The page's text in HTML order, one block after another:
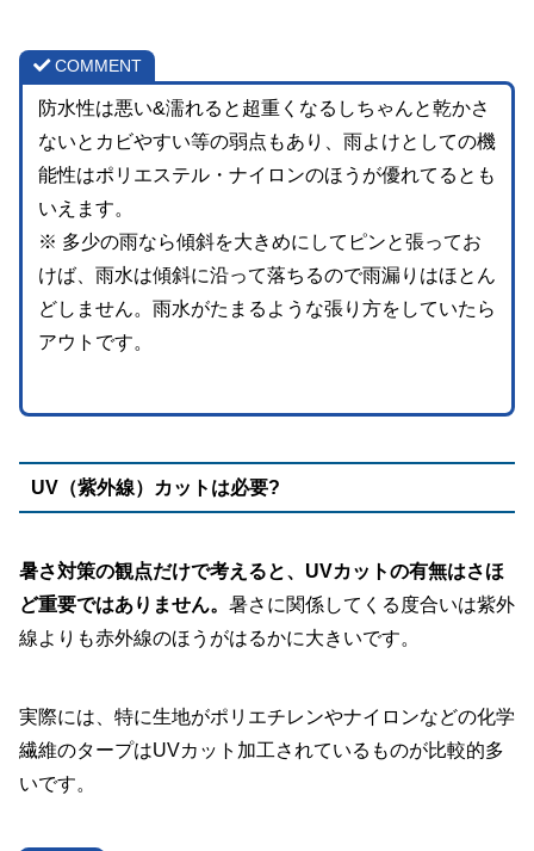
COMMENT
防水性は悪い&濡れると超重くなるしちゃんと乾かさ
ないとカビやすい等の弱点もあり、雨よけとしての機
能性はポリエステル・ナイロンのほうが優れてるとも
いえます。
※ 多少の雨なら傾斜を大きめにしてピンと張ってお
けば、雨水は傾斜に沿って落ちるので雨漏りはほとん
どしません。雨水がたまるような張り方をしていたら
アウトです。
UV（紫外線）カットは必要?
暑さ対策の観点だけで考えると、UVカットの有無はさほ
ど重要ではありません。 暑さに関係してくる度合いは紫外
線よりも赤外線のほうがはるかに大きいです。
実際には、特に生地がポリエチレンやナイロンなどの化学
繊維のタープはUVカット加工されているものが比較的多
いです。